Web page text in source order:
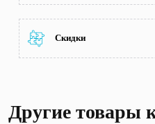
Скидки
Другие товары